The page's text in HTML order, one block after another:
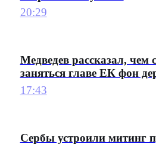
20:29
Медведев рассказал, чем
заняться главе ЕК фон
17:43
Сербы устроили митинг